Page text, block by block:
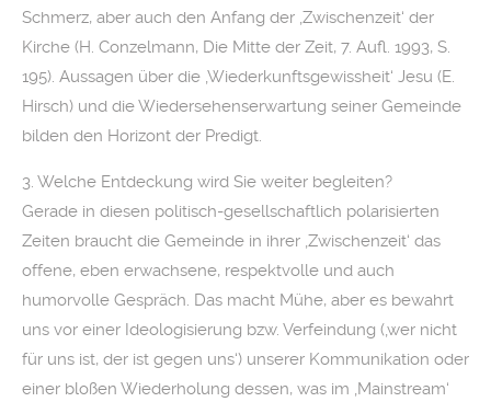
Schmerz, aber auch den Anfang der ‚Zwischenzeit‘ der
Kirche (H. Conzelmann, Die Mitte der Zeit, 7. Aufl. 1993, S.
195). Aussagen über die ‚Wiederkunftsgewissheit‘ Jesu (E.
Hirsch) und die Wiedersehenserwartung seiner Gemeinde
bilden den Horizont der Predigt.
3. Welche Entdeckung wird Sie weiter begleiten?
Gerade in diesen politisch-gesellschaftlich polarisierten
Zeiten braucht die Gemeinde in ihrer ‚Zwischenzeit‘ das
offene, eben erwachsene, respektvolle und auch
humorvolle Gespräch. Das macht Mühe, aber es bewahrt
uns vor einer Ideologisierung bzw. Verfeindung (‚wer nicht
für uns ist, der ist gegen uns‘) unserer Kommunikation oder
einer bloßen Wiederholung dessen, was im ‚Mainstream‘